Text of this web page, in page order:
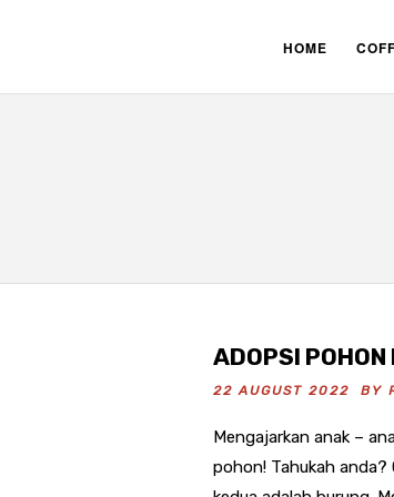
HOME
ADOPSI POHON
22 AUGUST 2022 BY
Mengajarkan anak –
pohon! Tahukah